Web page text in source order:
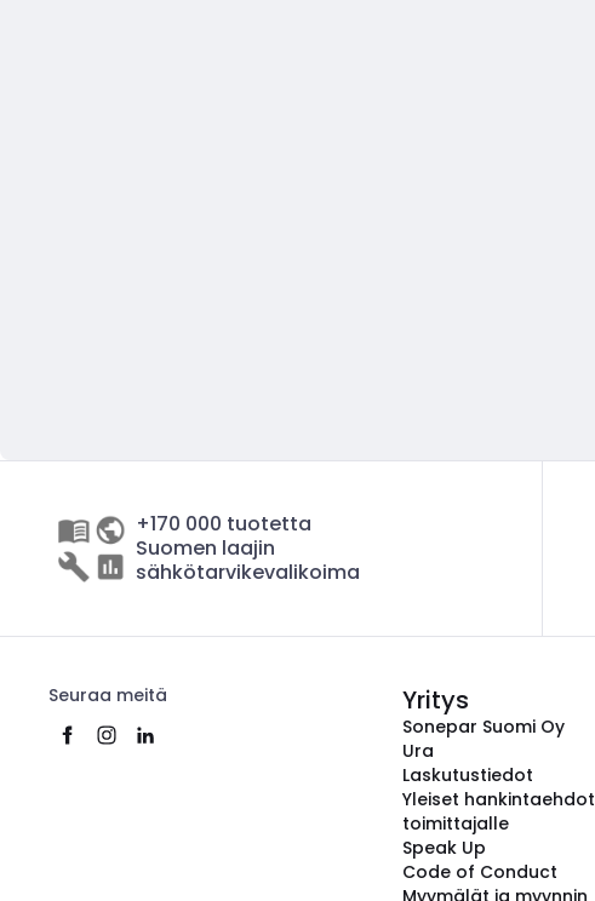
+170 000 tuotetta
Suomen laajin
sähkötarvikevalikoima
Seuraa meitä Yritys
Sonepar Suomi Oy
Ura
Laskutustiedot
Yleiset hankintaehdot
toimittajalle
Speak Up
Code of Conduct
Myymälät ja myynnin